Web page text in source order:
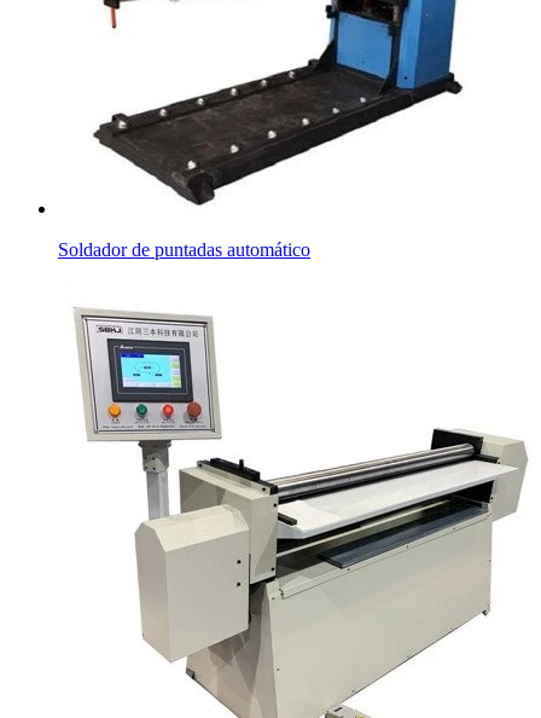
Soldador de puntadas automático